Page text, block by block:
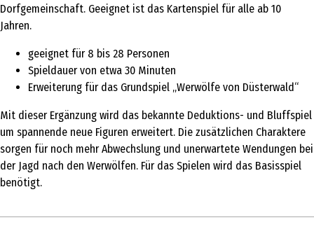
Dorfgemeinschaft. Geeignet ist das Kartenspiel für alle ab 10
Jahren.
geeignet für 8 bis 28 Personen
Spieldauer von etwa 30 Minuten
Erweiterung für das Grundspiel „Werwölfe von Düsterwald“
Mit dieser Ergänzung wird das bekannte Deduktions- und Bluffspiel
um spannende neue Figuren erweitert. Die zusätzlichen Charaktere
sorgen für noch mehr Abwechslung und unerwartete Wendungen bei
der Jagd nach den Werwölfen. Für das Spielen wird das Basisspiel
benötigt.